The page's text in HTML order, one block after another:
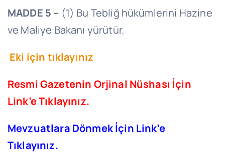
MADDE 5 – (1) Bu Tebliğ hükümlerini Hazine
ve Maliye Bakanı yürütür.
Eki için tıklayınız
Resmi Gazetenin Orjinal Nüshası İçin
Link’e Tıklayınız.
Mevzuatlara Dönmek İçin Link’e
Tıklayınız.